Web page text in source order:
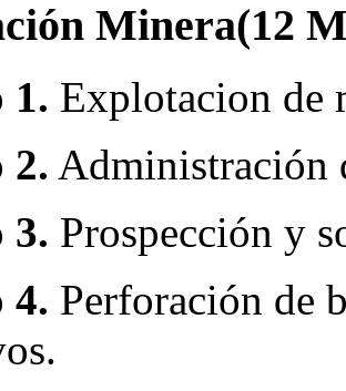
Minera(12
1. Explotacion de
2. Administración
3. Prospección y
4. Perforación de